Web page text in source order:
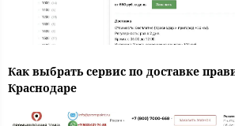
Как выбрать сервис по доставке
Краснодаре